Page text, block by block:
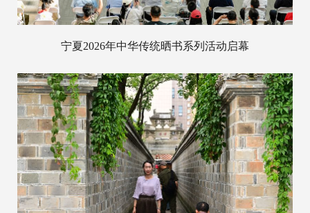
宁夏2026年中华传统晒书系列活动启幕